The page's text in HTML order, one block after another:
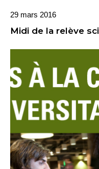
29 mars 2016
Midi de la relève